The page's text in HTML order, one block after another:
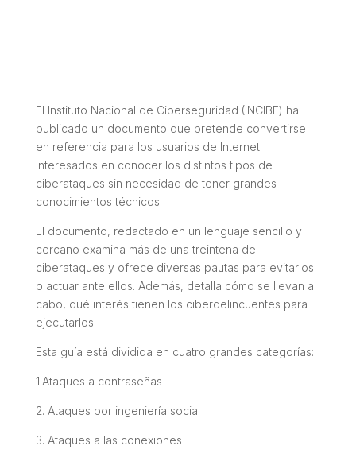
El Instituto Nacional de Ciberseguridad (INCIBE) ha
publicado un documento que pretende convertirse
en referencia para los usuarios de Internet
interesados en conocer los distintos tipos de
ciberataques sin necesidad de tener grandes
conocimientos técnicos.
El documento, redactado en un lenguaje sencillo y
cercano examina más de una treintena de
ciberataques y ofrece diversas pautas para evitarlos
o actuar ante ellos. Además, detalla cómo se llevan a
cabo, qué interés tienen los ciberdelincuentes para
ejecutarlos.
Esta guía está dividida en cuatro grandes categorías:
1.Ataques a contraseñas
2. Ataques por ingeniería social
3. Ataques a las conexiones